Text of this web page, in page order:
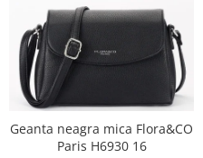
Geanta neagra mica Flora&CO
Paris H6930 16